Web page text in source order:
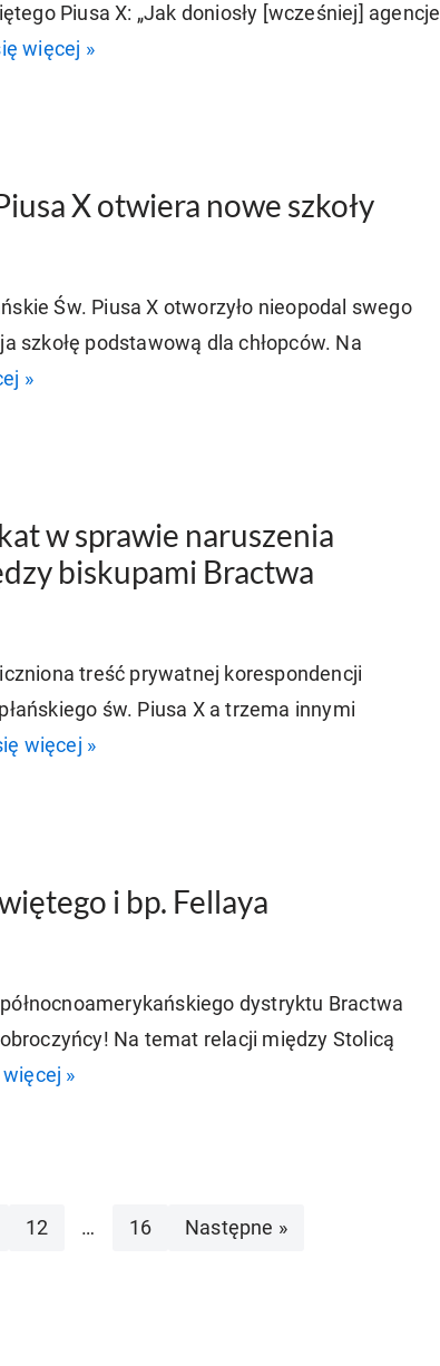
Piusa X: „Jak doniosły [wcześniej] agencje
więcej »
X otwiera nowe szkoły
Św. Piusa X otworzyło nieopodal swego
szkołę podstawową dla chłopców. Na
»
w sprawie naruszenia
biskupami Bractwa
treść prywatnej korespondencji
św. Piusa X a trzema innymi
więcej »
i bp. Fellaya
dystryktu Bractwa
Na temat relacji między Stolicą
»
12 … 16 Następne »